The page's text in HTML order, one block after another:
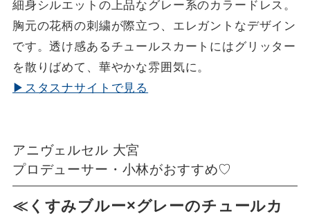
細身シルエットの上品なグレー系のカラードレス。
胸元の花柄の刺繍が際立つ、エレガントなデザイン
です。透け感あるチュールスカートにはグリッター
を散りばめて、華やかな雰囲気に。
▶スタスナサイトで見る
アニヴェルセル 大宮
プロデューサー・小林がおすすめ♡
≪くすみブルー×グレーのチュールカ